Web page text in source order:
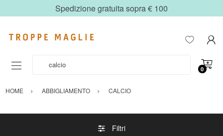
Spedizione gratuita sopra € 100
0
HOME ABBIGLIAMENTO CALCIO
Filtri